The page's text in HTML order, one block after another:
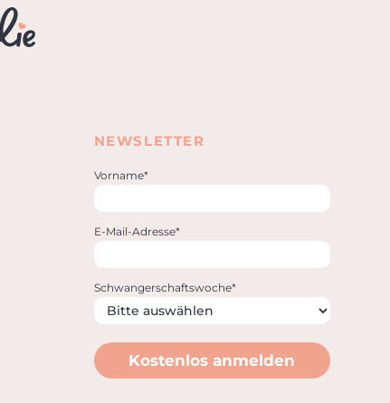
NEWSLETTER
Vorname*
E-Mail-Adresse*
Schwangerschaftswoche*
Kostenlos anmelden